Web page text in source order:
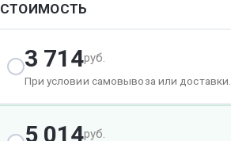
СТОИМОСТЬ
3 714руб.
При условии самовывоза или доставки.
5 014руб.